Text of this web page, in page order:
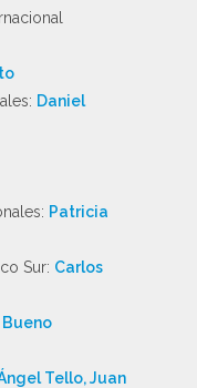
Daniel
Patricia
Sur: Carlos
Bueno
Tello, Juan